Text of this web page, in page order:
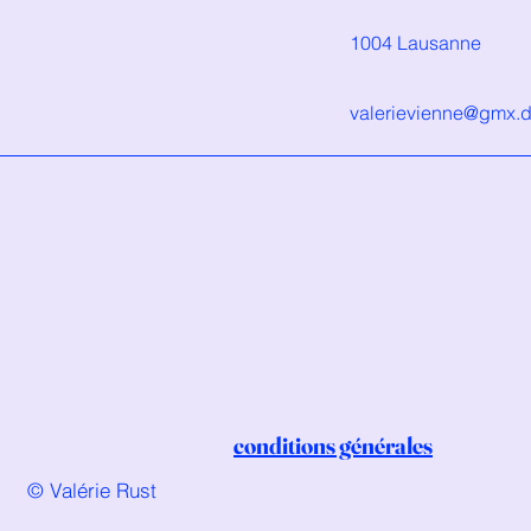
1004 Lausanne
conditions générales
© Valérie Rust